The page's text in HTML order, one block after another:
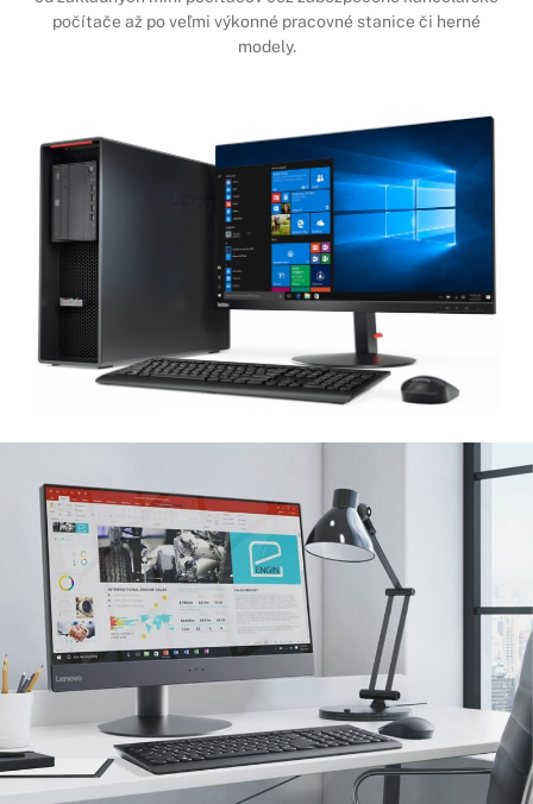
počítače až po veľmi výkonné pracovné stanice či herné
modely.